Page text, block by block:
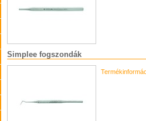
Simplee fogszondák